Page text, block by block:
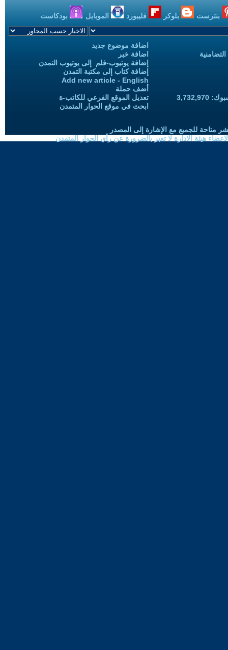
بنترست بلوكر فليبورد الموبايل بودكاست
اضافة موضوع جديد
اضافة خبر
إضافة يوتيوب-فلم إلى يوتيوب التمدن
إضافة كتاب إلى مكتبة التمدن
Add new article - English
أضف حملة
تعديل الموقع الفرعي للكاتب-ة
ابحث في موقع الحوار المتمدن
متاحة للجميع مع الإشارة إلى المصدر
هيئة الادارة لا تعبر بالضرورة عن رأي الحوار المتمدن